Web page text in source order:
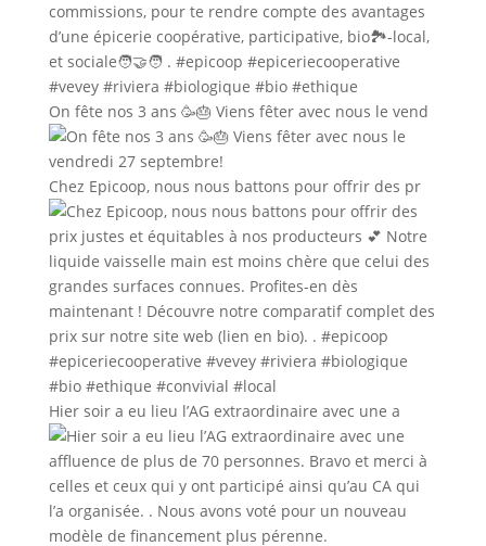
On fête nos 3 ans 🥳🎂 Viens fêter avec nous le vend
Chez Epicoop, nous nous battons pour offrir des pr
Hier soir a eu lieu l’AG extraordinaire avec une a